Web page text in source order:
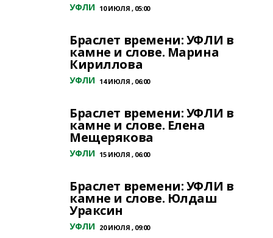
УФЛИ 10 ИЮЛЯ , 05:00
Браслет времени: УФЛИ в
камне и слове. Марина
Кириллова
УФЛИ 14 ИЮЛЯ , 06:00
Браслет времени: УФЛИ в
камне и слове. Елена
Мещерякова
УФЛИ 15 ИЮЛЯ , 06:00
Браслет времени: УФЛИ в
камне и слове. Юлдаш
Ураксин
УФЛИ 20 ИЮЛЯ , 09:00